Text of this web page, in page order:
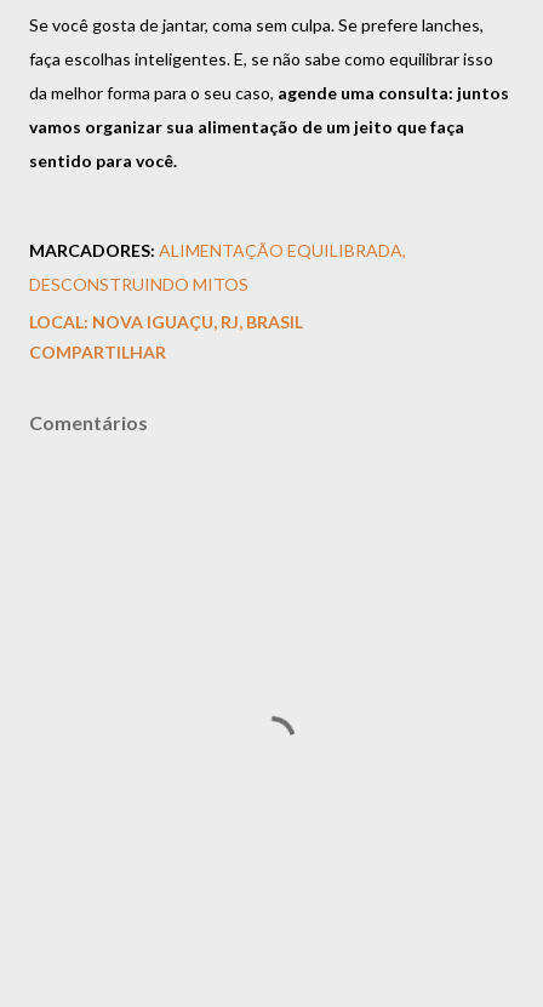
Se você gosta de jantar, coma sem culpa. Se prefere lanches,
faça escolhas inteligentes. E, se não sabe como equilibrar isso
da melhor forma para o seu caso, agende uma consulta: juntos
vamos organizar sua alimentação de um jeito que faça
sentido para você.
MARCADORES: ALIMENTAÇÃO EQUILIBRADA
DESCONSTRUINDO MITOS
LOCAL: NOVA IGUAÇU, RJ, BRASIL
COMPARTILHAR
Comentários